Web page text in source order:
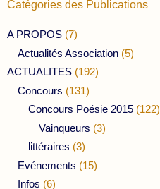
Catégories des Publications
A PROPOS (7)
Actualités Association (5)
ACTUALITES (192)
Concours (131)
Concours Poésie 2015 (122)
Vainqueurs (3)
littéraires (3)
Evénements (15)
Infos (6)